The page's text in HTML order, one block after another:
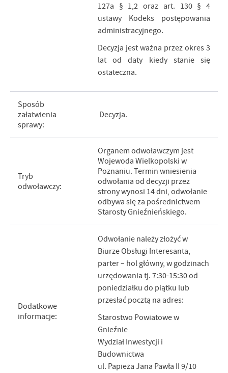
127a § 1,2 oraz art. 130 § 4
ustawy Kodeks postępowania
administracyjnego.
Decyzja jest ważna przez okres 3
lat od daty kiedy stanie się
ostateczna.
Sposób
załatwienia
sprawy:
Decyzja.
Tryb
odwoławczy:
Organem odwoławczym jest
Wojewoda Wielkopolski w
Poznaniu. Termin wniesienia
odwołania od decyzji przez
strony wynosi 14 dni, odwołanie
odbywa się za pośrednictwem
Starosty Gnieźnieńskiego.
Dodatkowe
informacje:
Odwołanie należy złożyć w
Biurze Obsługi Interesanta,
parter – hol główny, w godzinach
urzędowania tj. 7:30-15:30 od
poniedziałku do piątku lub
przesłać pocztą na adres:
Starostwo Powiatowe w
Gnieźnie
Wydział Inwestycji i
Budownictwa
ul. Papieża Jana Pawła II 9/10